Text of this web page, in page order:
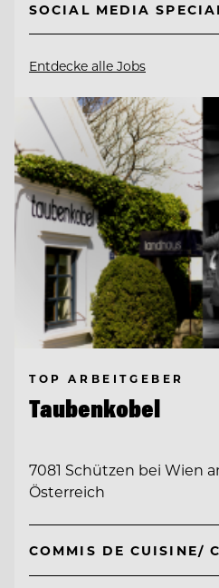
SOCIAL MEDIA
Entdecke alle Jobs
TOP ARBEITGEBER
Taubenkobel
7081 Schützen bei Wien
Österreich
COMMIS DE CUISINE/